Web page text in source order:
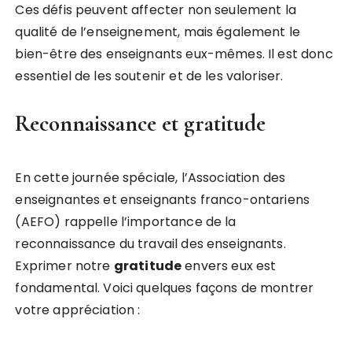
Ces défis peuvent affecter non seulement la
qualité de l’enseignement, mais également le
bien-être des enseignants eux-mêmes. Il est donc
essentiel de les soutenir et de les valoriser.
Reconnaissance et gratitude
En cette journée spéciale, l’Association des
enseignantes et enseignants franco-ontariens
(AEFO) rappelle l’importance de la
reconnaissance du travail des enseignants.
Exprimer notre gratitudeenvers eux est
fondamental. Voici quelques façons de montrer
votre appréciation :